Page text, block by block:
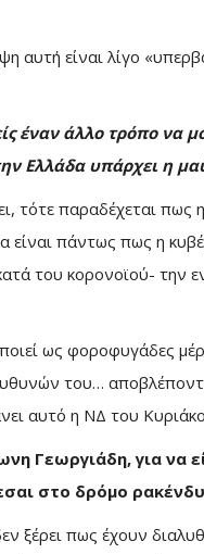
αυτή είναι λίγο
έναν άλλο τρόπο να
Ελλάδα υπάρχει η
τότε παραδέχεται πως
είναι πάντως πως η
του κορονοϊού- την
ως φοροφυγάδες
του…
αυτό η ΝΔ του
Γεωργιάδη, για να
στο δρόμο
ξέρει πως έχουν